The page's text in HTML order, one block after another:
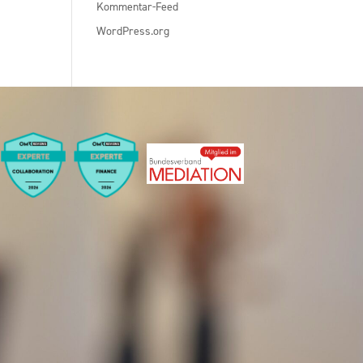
Kommentar-Feed
WordPress.org